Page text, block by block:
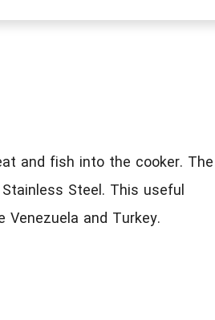
and fish into the cooker. The
Steel. This useful
and Turkey.